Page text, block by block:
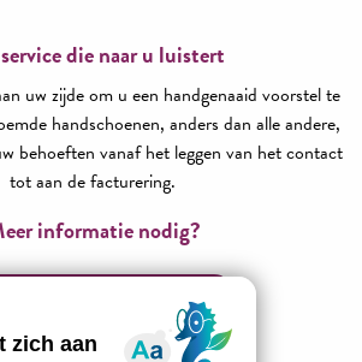
die naar u luistert
uw zijde om u een handgenaaid voorstel te
handschoenen, anders dan alle andere,
behoeften vanaf het leggen van het contact
tot aan de facturering.
informatie nodig?
contact met ons op!